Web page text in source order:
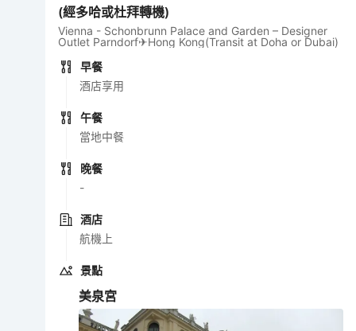
(經多哈或杜拜轉機)
Vienna - Schonbrunn Palace and Garden – Designer
Outlet Parndorf✈Hong Kong(Transit at Doha or Dubai)
早餐
酒店享用
午餐
當地中餐
晚餐
-
酒店
航機上
景點
美泉宮